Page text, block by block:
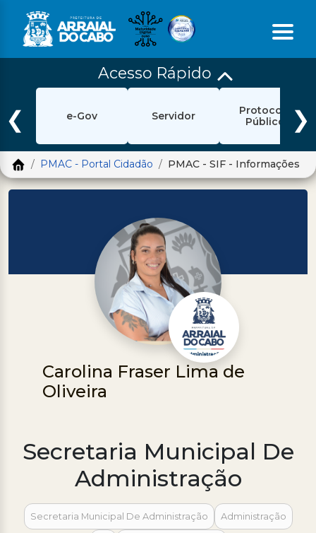
Início
Ouvidoria
Login
Pesquisar
Portal Cidadão
Política de Privacidade
Prefeitura
Diário Oficial
Processo Seletivo
Concursos
Cursos
Programas
Acesso Rápido
❮ e-Gov Servidor
Protocolo
Público
❯
PMAC - Portal Cidadão PMAC - SIF - Informações
Carolina Fraser Lima de
Oliveira
Secretaria Municipal De
Administração
Secretaria Municipal De Administração Administração